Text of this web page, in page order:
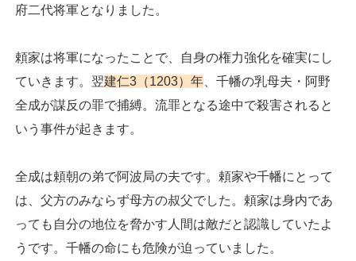
府二代将軍となりました。
頼家は将軍になったことで、自身の権力強化を確実にし
ていきます。翌建仁3（1203）年 、千幡の乳母夫・阿野
全成が謀反の罪で捕縛。流罪となる途中で殺害されると
いう事件が起きます。
全成は頼朝の弟で阿波局の夫です。頼家や千幡にとって
は、父方のみならず母方の叔父でした。頼家は身内であ
っても自分の地位を脅かす人間は敵だと認識していたよ
うです。千幡の命にも危険が迫っていました。